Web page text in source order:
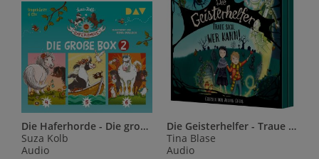
Die Haferhorde - Die große Box..2,6 Audio-CDs
Suza Kolb
Audio
Die Geisterhelfer - Traue sich, wer kann!,3 Audio-CD
Tina Blase
Audio